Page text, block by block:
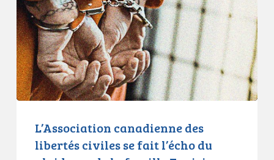
civiles
se
fait
l’écho
du
plaidoyer
de
famille
Faqiri
L’Association canadienne des
libertés civiles se fait l’écho du